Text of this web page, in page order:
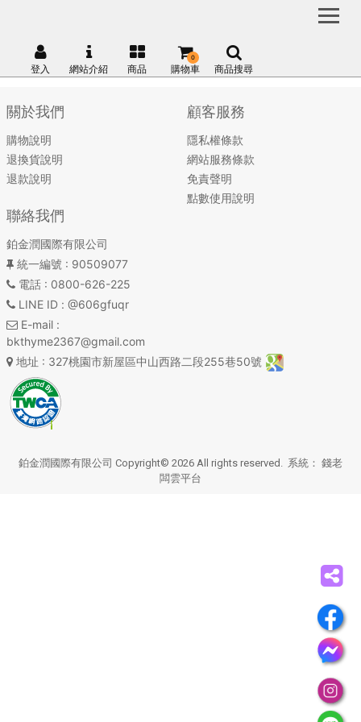
登入 網站介紹 商品 購物車
0
商品搜尋
關於我們
購物說明
退換貨說明
退款說明
顧客服務
隱私權條款
網站服務條款
免責聲明
點數使用說明
聯絡我們
鉑金潤國際有限公司
統一編號 : 90509077
電話: 0800-626-225
LINE ID : @606gfuqr
E-mail:
bkthyme2367@gmail.com
地址 : 327桃園市新屋區中山西路二段255巷50號
鉑金潤國際有限公司 Copyright© 2026 All rights reserved. 系統： 錢老
闆雲平台